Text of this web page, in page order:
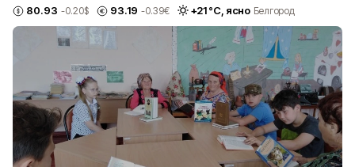
80.93 -0.20$ 93.19 -0.39€ +21°С, ясно Белгород